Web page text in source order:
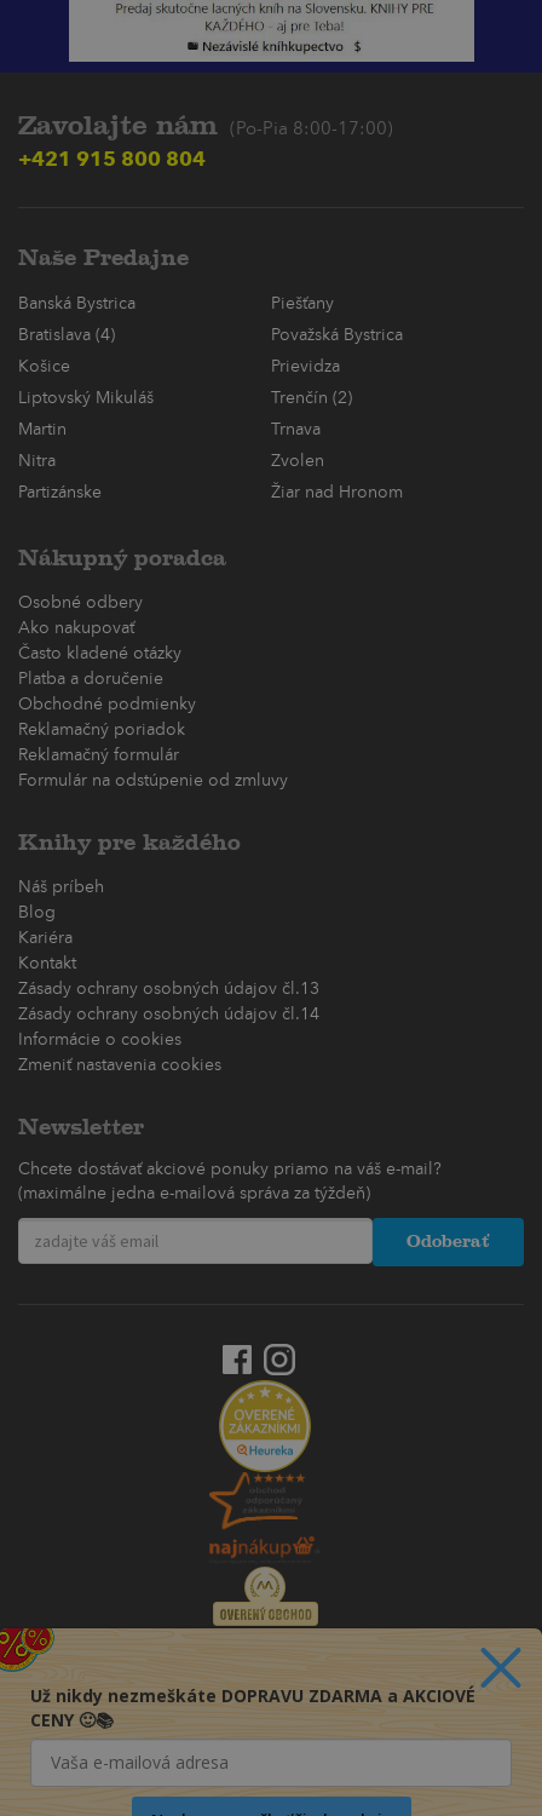
Zavolajte nám (Po-Pia 8:00-17:00)
+421 915 800 804
Naše Predajne
Banská Bystrica
Piešťany
Bratislava (4)
Považská Bystrica
Košice
Prievidza
Liptovský Mikuláš
Trenčín (2)
Martin
Trnava
Nitra
Zvolen
Partizánske
Žiar nad Hronom
Nákupný poradca
Osobné odbery
Ako nakupovať
Často kladené otázky
Platba a doručenie
Obchodné podmienky
Reklamačný poriadok
Reklamačný formulár
Formulár na odstúpenie od zmluvy
Knihy pre každého
Náš príbeh
Blog
Kariéra
Kontakt
Zásady ochrany osobných údajov čl.13
Zásady ochrany osobných údajov čl.14
Informácie o cookies
Zmeniť nastavenia cookies
Newsletter
Chcete dostávať akciové ponuky priamo na váš e-mail?
(maximálne jedna e-mailová správa za týždeň)
Odoberať
Už nikdy nezmeškáte DOPRAVU ZDARMA a AKCIOVÉ
CENY 🙂📚